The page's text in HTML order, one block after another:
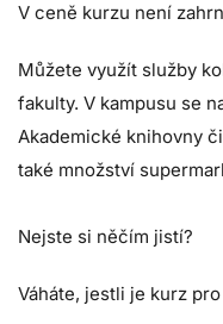
V ceně kurzu není
Můžete využít služby
fakulty. V kampusu se
Akademické knihovny
také množství
Nejste si něčím jistí?
Váháte, jestli je kurz pro